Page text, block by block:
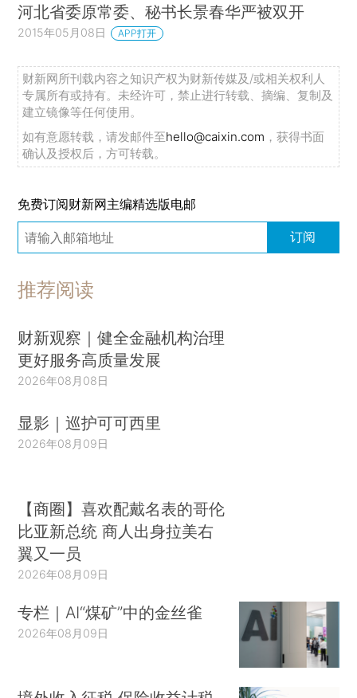
河北省委原常委、秘书长景春华严被双开
2015年05月08日 APP打开
财新网所刊载内容之知识产权为财新传媒及/或相关权利人
专属所有或持有。未经许可，禁止进行转载、摘编、复制及
建立镜像等任何使用。
如有意愿转载，请发邮件至hello@caixin.com ，获得书面
确认及授权后，方可转载。
免费订阅财新网主编精选版电邮
订阅
推荐阅读
财新观察｜健全金融机构治理
更好服务高质量发展
2026年08月08日
显影｜巡护可可西里
2026年08月09日
【商圈】喜欢配戴名表的哥伦
比亚新总统 商人出身拉美右
翼又一员
2026年08月09日
专栏｜AI“煤矿”中的金丝雀
2026年08月09日